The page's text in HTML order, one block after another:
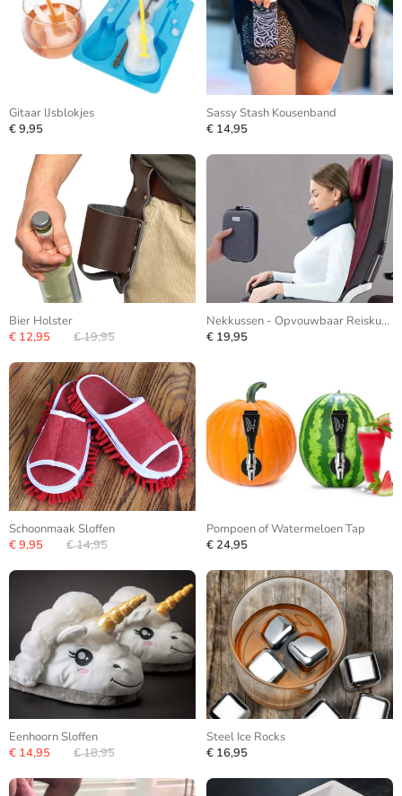
Gitaar IJsblokjes
€ 9,95
Sassy Stash Kousenband
€ 14,95
Bier Holster
€ 12,95
€ 19,95
Nekkussen - Opvouwbaar Reiskussen
€ 19,95
Schoonmaak Sloffen
€ 9,95
€ 14,95
Pompoen of Watermeloen Tap
€ 24,95
Eenhoorn Sloffen
€ 14,95
€ 18,95
Steel Ice Rocks
€ 16,95